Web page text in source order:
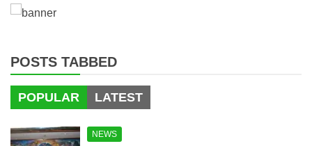
POSTS TABBED
POPULAR LATEST
NEWS